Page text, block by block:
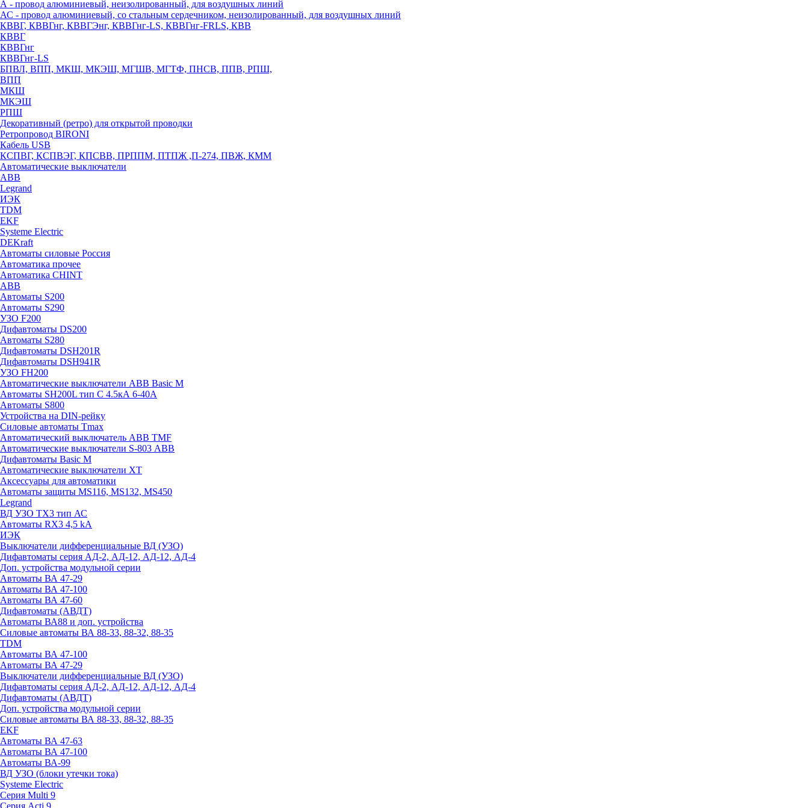
А - провод алюминиевый, неизолированный, для воздушных линий
АС - провод алюминиевый, со стальным сердечником, неизолированный, для воздушных линий
КВВГ, КВВГнг, КВВГЭнг, КВВГнг-LS, КВВГнг-FRLS, КВВ
КВВГ
КВВГнг
КВВГнг-LS
БПВЛ, ВПП, МКШ, МКЭШ, МГШВ, МГТФ, ПНСВ, ППВ, РПШ,
ВПП
МКШ
МКЭШ
РПШ
Декоративный (ретро) для открытой проводки
Ретропровод BIRONI
Кабель USB
КСПВГ, КСПВЭГ, КПСВВ, ПРППМ, ПТПЖ ,П-274, ПВЖ, КММ
Автоматические выключатели
ABB
Legrand
ИЭК
TDM
EKF
Systeme Electric
DEKraft
Автоматы силовые Россия
Автоматика прочее
Автоматика CHINT
ABB
Автоматы S200
Автоматы S290
УЗО F200
Дифавтоматы DS200
Автоматы S280
Дифавтоматы DSH201R
Дифавтоматы DSH941R
УЗО FH200
Автоматические выключатели ABB Basic M
Автоматы SH200L тип С 4.5кА 6-40А
Автоматы S800
Устройства на DIN-рейку
Силовые автоматы Tmax
Автоматический выключатель ABB TMF
Автоматические выключатели S-803 АВВ
Дифавтоматы Basic M
Автоматические выключатели XT
Аксессуары для автоматики
Автоматы защиты MS116, MS132, MS450
Legrand
ВД УЗО TX3 тип АС
Автоматы RX3 4,5 kA
ИЭК
Выключатели дифференциальные ВД (УЗО)
Дифавтоматы серия АД-2, АД-12, АД-12, АД-4
Доп. устройства модульной серии
Автоматы ВА 47-29
Автоматы ВА 47-100
Автоматы ВА 47-60
Дифавтоматы (АВДТ)
Автоматы ВА88 и доп. устройства
Силовые автоматы ВА 88-33, 88-32, 88-35
TDM
Автоматы ВА 47-100
Автоматы ВА 47-29
Выключатели дифференциальные ВД (УЗО)
Дифавтоматы серия АД-2, АД-12, АД-12, АД-4
Дифавтоматы (АВДТ)
Доп. устройства модульной серии
Силовые автоматы ВА 88-33, 88-32, 88-35
EKF
Автоматы ВА 47-63
Автоматы ВА 47-100
Автоматы ВА-99
ВД УЗО (блоки утечки тока)
Systeme Electric
Серия Multi 9
Серия Acti 9